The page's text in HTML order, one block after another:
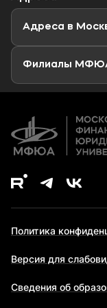
Мероприятия
Аспирантура
Новости
Адреса в
Филиалы
Политика
Версия для
Сведения об